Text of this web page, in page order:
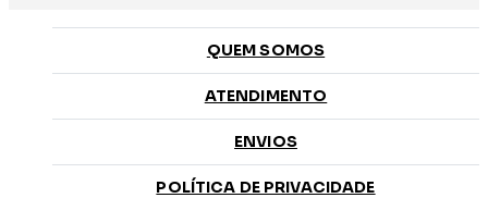
QUEM SOMOS
ATENDIMENTO
ENVIOS
POLÍTICA DE PRIVACIDADE